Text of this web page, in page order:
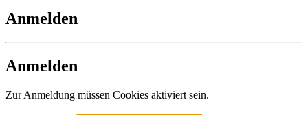
Anmelden
Anmelden
Zur Anmeldung müssen Cookies aktiviert sein.